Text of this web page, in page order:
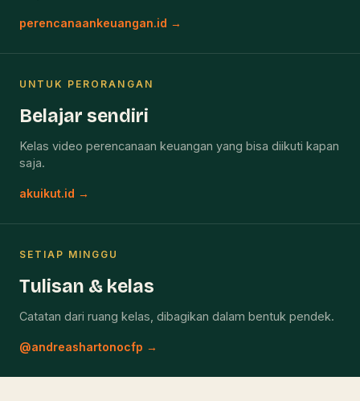
perencanaankeuangan.id →
UNTUK PERORANGAN
Belajar sendiri
Kelas video perencanaan keuangan yang bisa diikuti kapan
saja.
akuikut.id →
SETIAP MINGGU
Tulisan & kelas
Catatan dari ruang kelas, dibagikan dalam bentuk pendek.
@andreashartonocfp →